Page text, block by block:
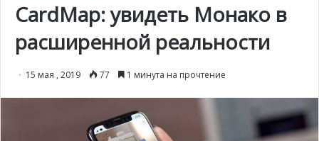
CardMap: увидеть Монако в
расширенной реальности
15 мая , 2019 77 1 минута на прочтение